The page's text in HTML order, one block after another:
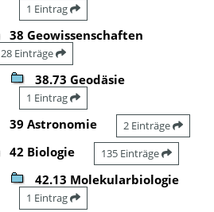
1 Eintrag
38 Geowissenschaften
28 Einträge
38.73 Geodäsie
1 Eintrag
39 Astronomie 2 Einträge
42 Biologie 135 Einträge
42.13 Molekularbiologie
1 Eintrag